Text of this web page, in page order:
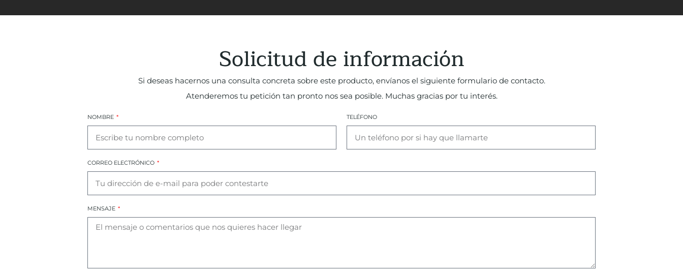
Solicitud de información
Si deseas hacernos una consulta concreta sobre este producto, envíanos el siguiente formulario de contacto.
Atenderemos tu petición tan pronto nos sea posible. Muchas gracias por tu interés.
NOMBRE TELÉFONO
CORREO ELECTRÓNICO
MENSAJE